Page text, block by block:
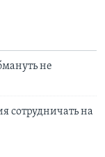
не
сотрудничать на